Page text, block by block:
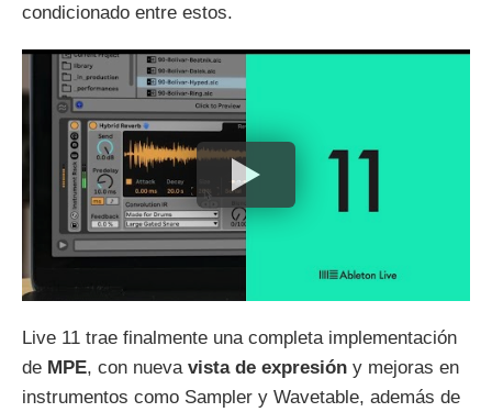
condicionado entre estos.
Live 11 trae finalmente una completa implementación
de MPE, con nueva vista de expresión y mejoras en
instrumentos como Sampler y Wavetable, además de